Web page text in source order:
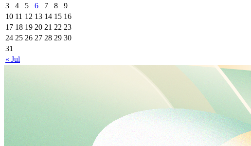
« Jul
3
4 5 6 7 8
9
10 11 12 13 14 15 16
17 18 19 20 21 22 23
24 25 26 27 28 29 30
31